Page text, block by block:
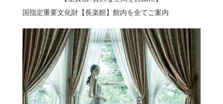
国指定重要文化財【長楽館】館内を全てご案内